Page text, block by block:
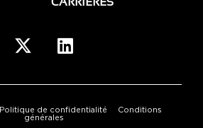
Politique de confidentialité
Conditions
générales